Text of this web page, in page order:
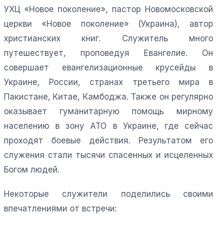
УХЦ «Новое поколение», пастор Новомосковской
церкви «Новое поколение» (Украина), автор
христианских книг. Служитель много
путешествует, проповедуя Евангелие. Он
совершает евангелизационные крусейды в
Украине, России, странах третьего мира в
Пакистане, Китае, Камбоджа. Также он регулярно
оказывает гуманитарную помощь мирному
населению в зону АТО в Украине, где сейчас
проходят боевые действия. Результатом его
служения стали тысячи спасенных и исцеленных
Богом людей.
Некоторые служители поделились своими
впечатлениями от встречи: